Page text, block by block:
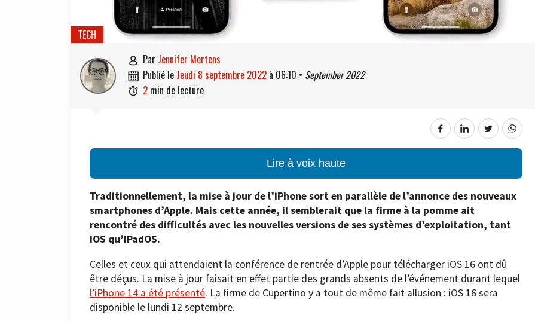
TECH
 par Jennifer Mertens
 publié le jeudi 8 septembre 2022 à 06:10 • September 2022
 2 min de lecture
Lire à voix haute
Traditionnellement, la mise à jour de l’iPhone sort en parallèle de l’annonce des nouveaux
smartphones d’Apple. Mais cette année, il semblerait que la firme à la pomme ait
rencontré des difficultés avec les nouvelles versions de ses systèmes d’exploitation, tant
iOS qu’iPadOS.
Celles et ceux qui attendaient la conférence de rentrée d’Apple pour télécharger iOS 16 ont dû
être déçus. La mise à jour faisait en effet partie des grands absents de l’événement durant lequel
l’iPhone 14 a été présenté. La firme de Cupertino y a tout de même fait allusion : iOS 16 sera
disponible le lundi 12 septembre.